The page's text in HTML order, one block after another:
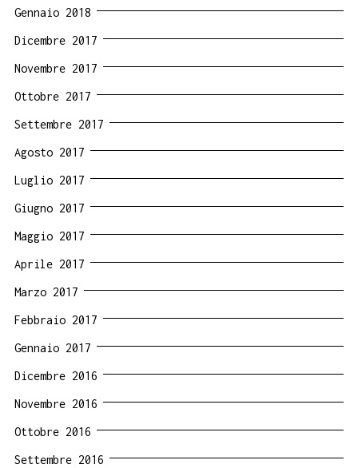
Gennaio 2018
Dicembre 2017
Novembre 2017
Ottobre 2017
Settembre 2017
Agosto 2017
Luglio 2017
Giugno 2017
Maggio 2017
Aprile 2017
Marzo 2017
Febbraio 2017
Gennaio 2017
Dicembre 2016
Novembre 2016
Ottobre 2016
Settembre 2016